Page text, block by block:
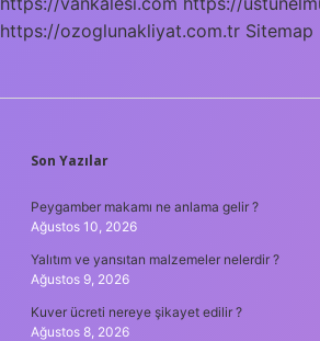
https://ozoglunakliyat.com.tr Sitemap
SIDEBAR
Son Yazılar
Peygamber makamı ne anlama gelir ?
Ağustos 10, 2026
Yalıtım ve yansıtan malzemeler nelerdir ?
Ağustos 9, 2026
Kuver ücreti nereye şikayet edilir ?
Ağustos 8, 2026